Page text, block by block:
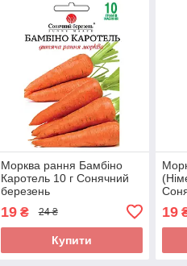
Морква рання Бамбіно
Каротель 10 г Сонячний
березень
19₴ 24 ₴
Купити
19